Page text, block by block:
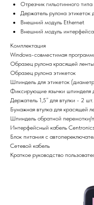
Отрезчик гильотинного типа
Держатель рулона
Внешний модуль Ethernet
Внешний модуль
Комплектация
Windows-совместимая
Образец рулона красящей ленты
Образец рулона этикеток
Шпиндель для этикеток
Фиксирующие язычки шпинделя
Держатель 1,5” для втулки - 2 шт.
Бумажная втулка для красящей
Шпиндель обратной
Интерфейсный кабель
Блок питания с
Сетевой кабель
Краткое руководство